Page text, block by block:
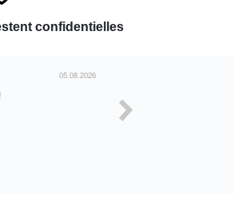
confidentielles